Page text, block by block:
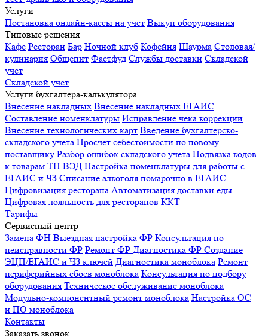
Услуги
Постановка онлайн-кассы на учет Выкуп оборудования
Типовые решения
Кафе Ресторан Бар Ночной клуб Кофейня Шаурма Столовая/
кулинария Общепит Фастфуд Службы доставки Складской
учет
Складской учет
Услуги бухгалтера-калькулятора
Внесение накладных Внесение накладных ЕГАИС
Составление номенклатуры Исправление чека коррекции
Внесение технологических карт Введение бухгалтерско-
складского учёта Просчет себестоимости по новому
поставщику Разбор ошибок складского учета Подвязка кодов
к товарам ТН ВЭД Настройка номенклатуры для работы с
ЕГАИС и ЧЗ Списание алкоголя помарочно в ЕГАИС
Цифровизация ресторана Автоматизация доставки еды
Цифровая лояльность для ресторанов ККТ
Тарифы
Сервисный центр
Замена ФН Выездная настройка ФР Консультация по
неисправности ФР Ремонт ФР Диагностика ФР Создание
ЭЦП/ЕГАИС и ЧЗ ключей Диагностика моноблока Ремонт
периферийных сбоев моноблока Консультация по подбору
оборудования Техническое обслуживание моноблока
Модульно-компонентный ремонт моноблока Настройка ОС
и ПО моноблока
Контакты
Заказать звонок